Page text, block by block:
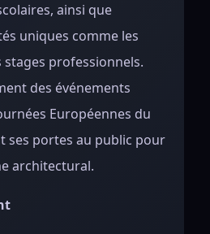
ainsi que
uniques comme les
stages professionnels.
des événements
Européennes du
ses portes au public pour
architectural.